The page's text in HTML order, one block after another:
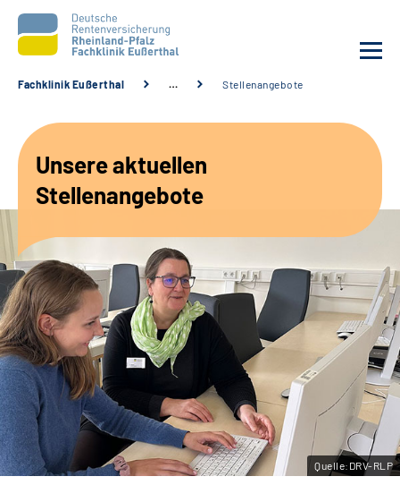
Unsere Angebote
Karriere
Beratungsstellen &
Zuweisende
Suche
Leichte Sprache
Gebärdensprache
Fachklinik Eußerthal … Stellenangebote
Unsere aktuellen
Stellenangebote
Quelle:DRV-RLP